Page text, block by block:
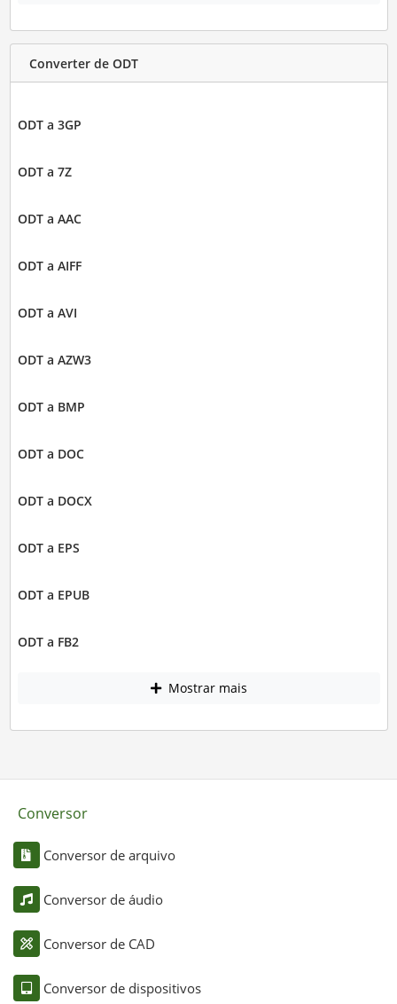
Converter de ODT
ODT a 3GP
ODT a 7Z
ODT a AAC
ODT a AIFF
ODT a AVI
ODT a AZW3
ODT a BMP
ODT a DOC
ODT a DOCX
ODT a EPS
ODT a EPUB
ODT a FB2
Mostrar mais
Conversor
Conversor de arquivo
Conversor de áudio
Conversor de CAD
Conversor de dispositivos